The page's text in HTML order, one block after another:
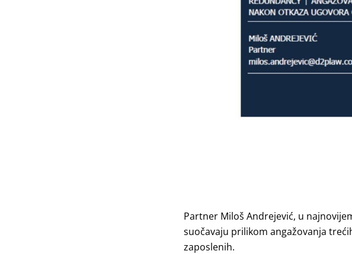
Partner Miloš Andrejević, u
suočavaju prilikom angažovanja
zaposlenih.